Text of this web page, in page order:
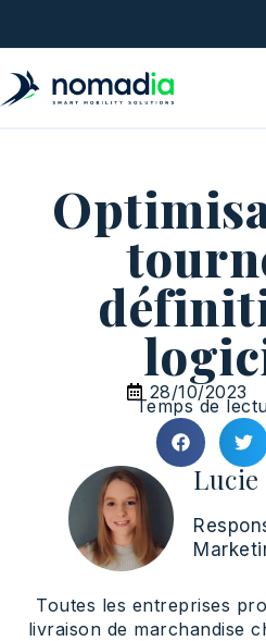
28/10/2023
Temps de
Toutes les entreprises
livraison de marchandise